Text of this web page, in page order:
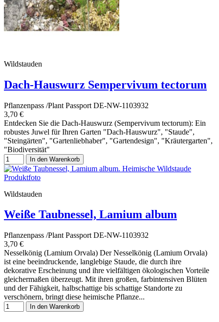
Wildstauden
Dach-Hauswurz Sempervivum tectorum
Pflanzenpass /Plant Passport DE-NW-1103932
3,70 €
Entdecken Sie die Dach-Hauswurz (Sempervivum tectorum): Ein
robustes Juwel für Ihren Garten "Dach-Hauswurz", "Staude",
"Steingärten", "Gartenliebhaber", "Gartendesign", "Kräutergarten",
"Biodiversität"
In den Warenkorb
Wildstauden
Weiße Taubnessel, Lamium album
Pflanzenpass /Plant Passport DE-NW-1103932
3,70 €
Nesselkönig (Lamium Orvala) Der Nesselkönig (Lamium Orvala)
ist eine beeindruckende, langlebige Staude, die durch ihre
dekorative Erscheinung und ihre vielfältigen ökologischen Vorteile
gleichermaßen überzeugt. Mit ihren großen, farbintensiven Blüten
und der Fähigkeit, halbschattige bis schattige Standorte zu
verschönern, bringt diese heimische Pflanze...
In den Warenkorb